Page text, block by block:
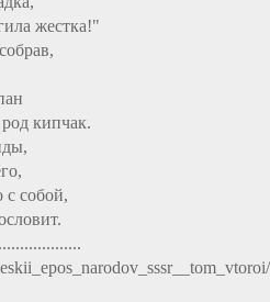
жестка!"
кипчак.
с собой,